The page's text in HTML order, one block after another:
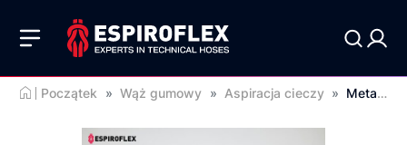
Początek » Wąż gumowy » Aspiracja cieczy » Metalpress Superelastic